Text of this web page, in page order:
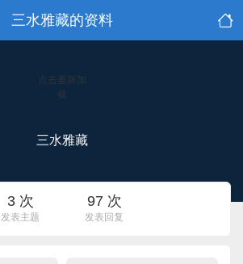
三水雅藏的资料
点击重新加
载
三水雅藏
3 次
发表主题
97 次
发表回复